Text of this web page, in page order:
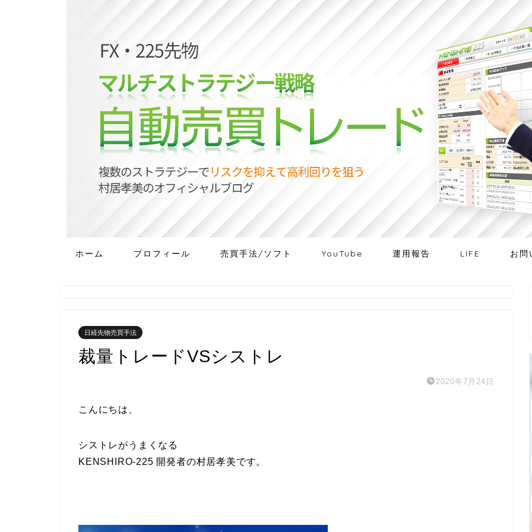
ホーム プロフィール 売買手法/ソフト YouTube 運用報告 LIFE お問
日経先物売買手法
裁量トレードVSシストレ
2020年7月24日
こんにちは、
シストレがうまくなる
KENSHIRO-225 開発者の村居孝美です。